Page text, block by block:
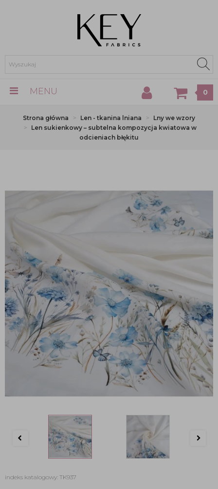
MENU 0
Strona główna Len - tkanina lniana
Lny we wzory
Len sukienkowy – subtelna kompozycja kwiatowa w
odcieniach błękitu
indeks katalogowy: TK937